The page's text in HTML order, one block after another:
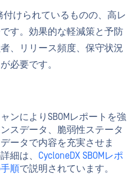
付けられているものの、高レ
す。効果的な軽減策と予防
、リリース頻度、保守状況
必要です。
ンによりSBOMレポートを強
スデータ、脆弱性ステータ
ータで内容を充実させま
細は、 CycloneDX SBOMレポ
順で説明されています。